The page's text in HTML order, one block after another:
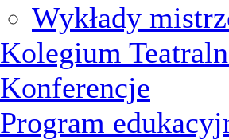
Wykłady
Kolegium
Konferencje
Program